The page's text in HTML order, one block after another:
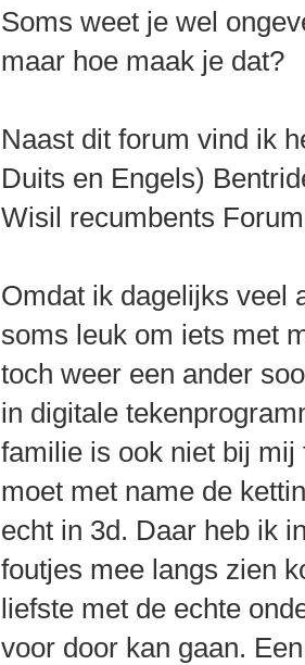
Soms weet je wel
maar hoe maak je dat?
Naast dit forum vind ik
Duits en Engels)
Wisil recumbents
Omdat ik dagelijks veel
soms leuk om iets met
toch weer een ander
in digitale
familie is ook niet bij
moet met name de
echt in 3d. Daar heb ik
foutjes mee langs zien
liefste met de echte
voor door kan gaan.